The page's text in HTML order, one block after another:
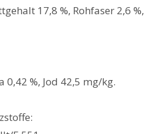
17,8 %, Rohfaser 2,6 %,
0,42 %, Jod 42,5 mg/kg.